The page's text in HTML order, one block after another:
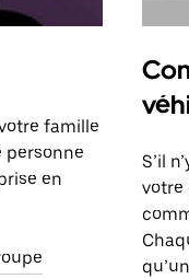
famille
personne
en
S’il
votre